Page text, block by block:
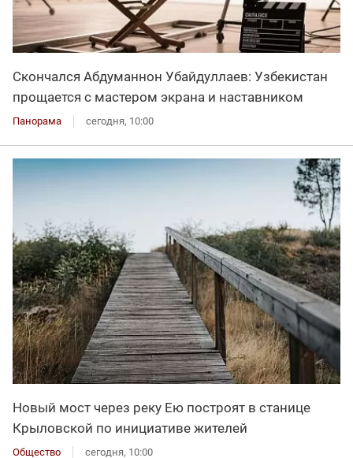
Скончался Абдуманнон Убайдуллаев: Узбекистан
прощается с мастером экрана и наставником
Панорама сегодня, 10:00
Новый мост через реку Ею построят в станице
Крыловской по инициативе жителей
Общество сегодня, 10:00